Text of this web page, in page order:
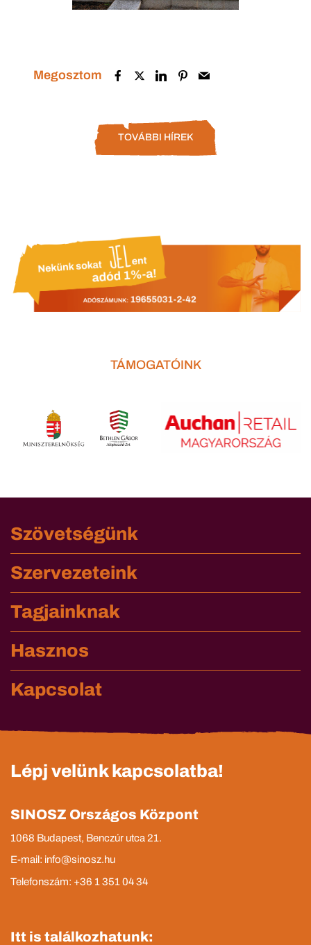
Megosztom
TOVÁBBI HÍREK
TÁMOGATÓINK
Szövetségünk
Szervezeteink
Tagjainknak
Hasznos
Kapcsolat
Lépj velünk kapcsolatba!
SINOSZ Országos Központ
1068 Budapest, Benczúr utca 21.
E-mail: info@sinosz.hu
Telefonszám: +36 1 351 04 34
Itt is találkozhatunk: